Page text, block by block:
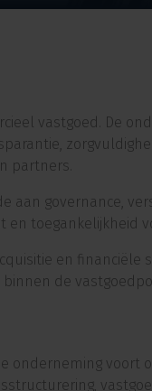
vastgoed. De
partners.
governance,
toegankelijkheid
en
de
onderneming voort